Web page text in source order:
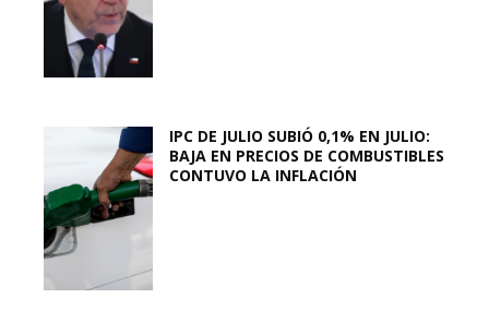
IPC DE JULIO SUBIÓ 0,1% EN JULIO:
BAJA EN PRECIOS DE COMBUSTIBLES
CONTUVO LA INFLACIÓN